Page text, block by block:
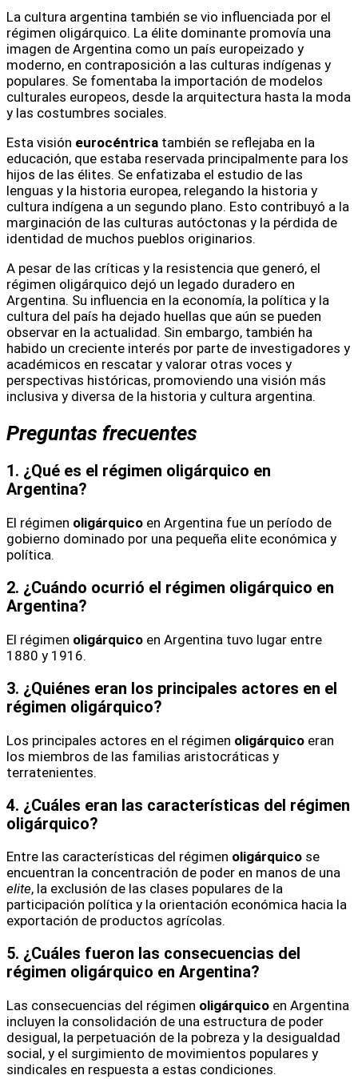
La cultura argentina también se vio influenciada por el
régimen oligárquico. La élite dominante promovía una
imagen de Argentina como un país europeizado y
moderno, en contraposición a las culturas indígenas y
populares. Se fomentaba la importación de modelos
culturales europeos, desde la arquitectura hasta la moda
y las costumbres sociales.
Esta visión eurocéntrica también se reflejaba en la
educación, que estaba reservada principalmente para los
hijos de las élites. Se enfatizaba el estudio de las
lenguas y la historia europea, relegando la historia y
cultura indígena a un segundo plano. Esto contribuyó a la
marginación de las culturas autóctonas y la pérdida de
identidad de muchos pueblos originarios.
A pesar de las críticas y la resistencia que generó, el
régimen oligárquico dejó un legado duradero en
Argentina. Su influencia en la economía, la política y la
cultura del país ha dejado huellas que aún se pueden
observar en la actualidad. Sin embargo, también ha
habido un creciente interés por parte de investigadores y
académicos en rescatar y valorar otras voces y
perspectivas históricas, promoviendo una visión más
inclusiva y diversa de la historia y cultura argentina.
Preguntas frecuentes
1. ¿Qué es el régimen oligárquico en
Argentina?
El régimen oligárquico en Argentina fue un período de
gobierno dominado por una pequeña elite económica y
política.
2. ¿Cuándo ocurrió el régimen oligárquico en
Argentina?
El régimen oligárquico en Argentina tuvo lugar entre
1880 y 1916.
3. ¿Quiénes eran los principales actores en el
régimen oligárquico?
Los principales actores en el régimen oligárquico eran
los miembros de las familias aristocráticas y
terratenientes.
4. ¿Cuáles eran las características del régimen
oligárquico?
Entre las características del régimen oligárquico se
encuentran la concentración de poder en manos de una
elite, la exclusión de las clases populares de la
participación política y la orientación económica hacia la
exportación de productos agrícolas.
5. ¿Cuáles fueron las consecuencias del
régimen oligárquico en Argentina?
Las consecuencias del régimen oligárquico en Argentina
incluyen la consolidación de una estructura de poder
desigual, la perpetuación de la pobreza y la desigualdad
social, y el surgimiento de movimientos populares y
sindicales en respuesta a estas condiciones.